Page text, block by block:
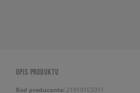
OPIS PRODUKTU
Kod producenta: 219191ES051